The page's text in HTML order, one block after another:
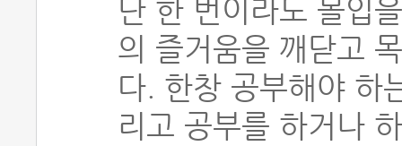
단 한 번이라도 몰입
의 즐거움을 깨닫고
다. 한창 공부해야 하
리고 공부를 하거나